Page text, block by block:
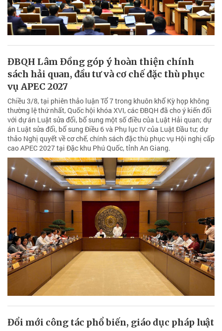
ĐBQH Lâm Đồng góp ý hoàn thiện chính
sách hải quan, đầu tư và cơ chế đặc thù phục
vụ APEC 2027
Chiều 3/8, tại phiên thảo luận Tổ 7 trong khuôn khổ Kỳ họp không
thường lệ thứ nhất, Quốc hội khóa XVI, các ĐBQH đã cho ý kiến đối
với dự án Luật sửa đổi, bổ sung một số điều của Luật Hải quan; dự
án Luật sửa đổi, bổ sung Điều 6 và Phụ lục IV của Luật Đầu tư; dự
thảo Nghị quyết về cơ chế, chính sách đặc thù phục vụ Hội nghị cấp
cao APEC 2027 tại Đặc khu Phú Quốc, tỉnh An Giang.
Đổi mới công tác phổ biến, giáo dục pháp luật